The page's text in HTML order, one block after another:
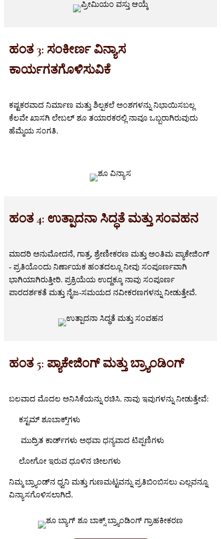
ಹಂತ 3: ಸಂಕೀರ್ಣ ವಿನ್ಯಾಸ
ಕಾರ್ಯಗತಗೊಳಿಸುವಿಕೆ
ಕಷ್ಟಕರವಾದ ನಿರ್ಮಾಣ ಮತ್ತು ಶಿಲ್ಪಕಲೆ ಅಂಶಗಳನ್ನು ನಿಭಾಯಿಸಬಲ್ಲ
ಕೆಲವೇ ಖಾಸಗಿ ಲೇಬಲ್ ಶೂ ತಯಾರಕರಲ್ಲಿ ನಾವೂ ಒಬ್ಬರಾಗಿರುವುದು
ಹೆಮ್ಮೆಯ ಸಂಗತಿ.
ಹಂತ 4: ಉತ್ಪಾದನಾ ಸಿದ್ಧತೆ ಮತ್ತು ಸಂವಹನ
ಮಾದರಿ ಅನುಮೋದನೆ, ಗಾತ್ರ, ಶ್ರೇಣೀಕರಣ ಮತ್ತು ಅಂತಿಮ ಪ್ಯಾಕೇಜಿಂಗ್
- ಪ್ರತಿಯೊಂದು ನಿರ್ಣಾಯಕ ಹಂತದಲ್ಲೂ ನೀವು ಸಂಪೂರ್ಣವಾಗಿ
ಭಾಗಿಯಾಗಿರುತ್ತೀರಿ. ಪ್ರಕ್ರಿಯೆಯ ಉದ್ದಕ್ಕೂ ನಾವು ಸಂಪೂರ್ಣ
ಪಾರದರ್ಶಕತೆ ಮತ್ತು ನೈಜ-ಸಮಯದ ನವೀಕರಣಗಳನ್ನು ನೀಡುತ್ತೇವೆ.
ಹಂತ 5: ಪ್ಯಾಕೇಜಿಂಗ್ ಮತ್ತು ಬ್ರ್ಯಾಂಡಿಂಗ್
ಬಲವಾದ ಮೊದಲ ಅನಿಸಿಕೆಯನ್ನು ರಚಿಸಿ. ನಾವು ಇವುಗಳನ್ನು ನೀಡುತ್ತೇವೆ:
ಕಸ್ಟಮ್ ಶೂಬಾಕ್ಸ್‌ಗಳು
ಮುದ್ರಿತ ಕಾರ್ಡ್‌ಗಳು ಅಥವಾ ಧನ್ಯವಾದ ಟಿಪ್ಪಣಿಗಳು
ಲೋಗೋ ಇರುವ ಧೂಳಿನ ಚೀಲಗಳು
ನಿಮ್ಮ ಬ್ರ್ಯಾಂಡ್‌ನ ಧ್ವನಿ ಮತ್ತು ಗುಣಮಟ್ಟವನ್ನು ಪ್ರತಿಬಿಂಬಿಸಲು ಎಲ್ಲವನ್ನೂ
ವಿನ್ಯಾಸಗೊಳಿಸಲಾಗಿದೆ.